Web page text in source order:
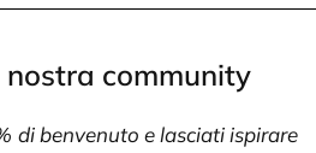
community
di benvenuto e lasciati ispirare